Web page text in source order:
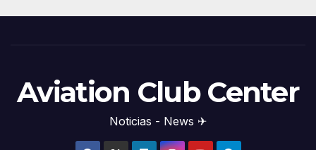
Aviation Club Center
Noticias - News ✈